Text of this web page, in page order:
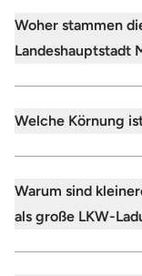
Woher stammen
Landeshauptstadt
Welche Körnung
Warum sind
als große LKW-